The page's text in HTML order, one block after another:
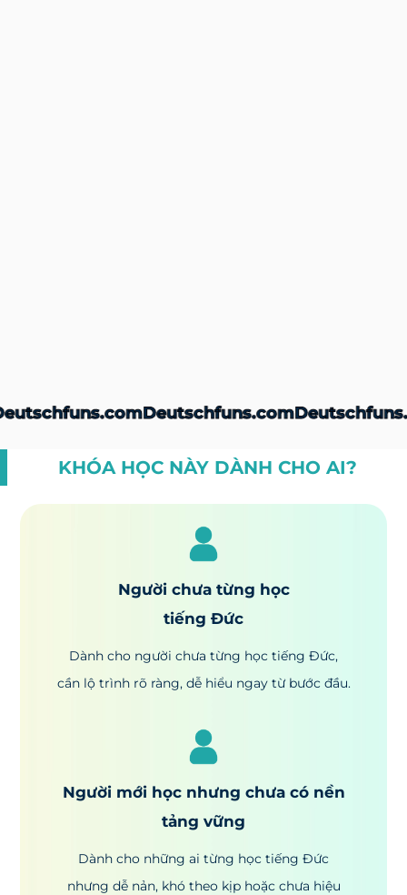
Deutschfuns.com
KHÓA HỌC NÀY DÀNH CHO AI?
Người chưa từng học
tiếng Đức
Dành cho người chưa từng học tiếng Đức,
cần lộ trình rõ ràng, dễ hiểu ngay từ bước đầu.
Người mới học nhưng chưa có nền
tảng vững
Dành cho những ai từng học tiếng Đức
nhưng dễ nản, khó theo kịp hoặc chưa hiệu